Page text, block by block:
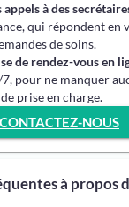
appels à des
qui répondent en
de soins.
de rendez-vous en
pour ne manquer
prise en charge.
CONTACTEZ-NOUS
à propos